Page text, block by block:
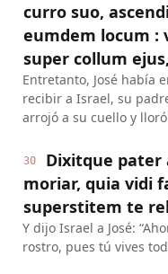
curro suo,
eumdem locum :
super collum
Entretanto, José había
recibir a Israel, su
arrojó a su cuello y
30
Dixitque pater
moriar, quia vidi
superstitem te
Y dijo Israel a José:
rostro, pues tú vives